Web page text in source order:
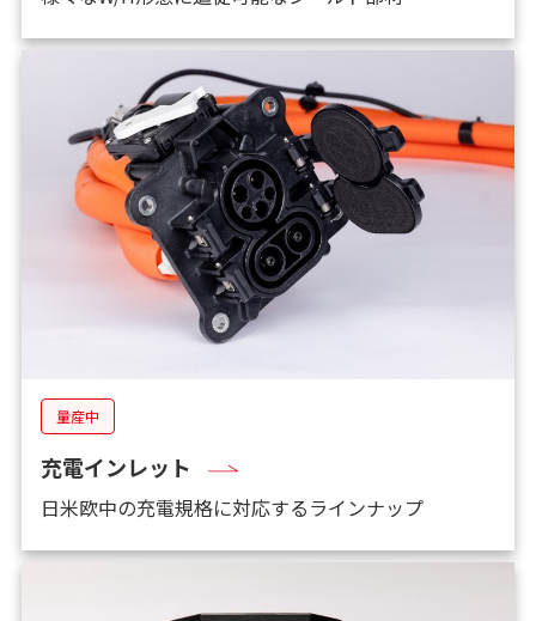
量産中
充電インレット
日米欧中の充電規格に対応するラインナップ